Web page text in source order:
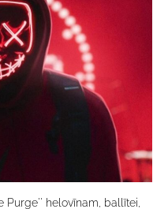
Purge'' helovīnam, ballītei,